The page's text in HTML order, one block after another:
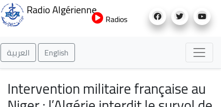
au
Radio Algérienne
Radios
العربية English
Intervention militaire française au